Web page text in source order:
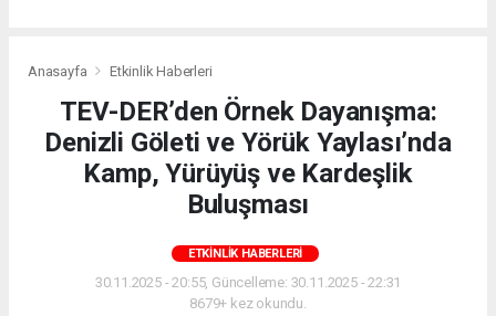
Anasayfa Etkinlik Haberleri
TEV-DER’den Örnek Dayanışma:
Denizli Göleti ve Yörük Yaylası’nda
Kamp, Yürüyüş ve Kardeşlik
Buluşması
ETKINLIK HABERLERI
30.11.2025 - 20:55, Güncelleme: 30.11.2025 - 22:31
8679+ kez okundu.